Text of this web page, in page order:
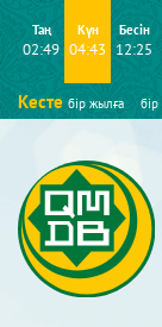
Таң
02:49
Күн
04:43
Бесін
12:25
Кесте бір жылға бір